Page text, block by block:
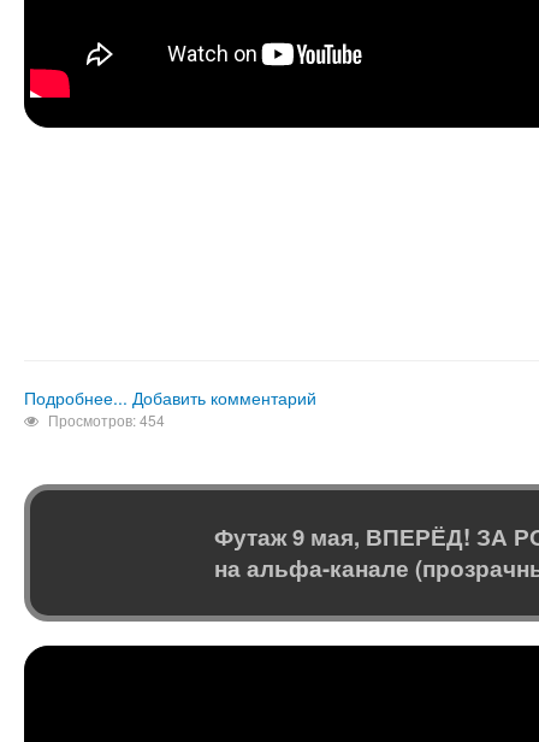
Подробнее... Добавить комментарий
Просмотров: 454
Футаж 9 мая, ВПЕРЁД! ЗА
на альфа-канале